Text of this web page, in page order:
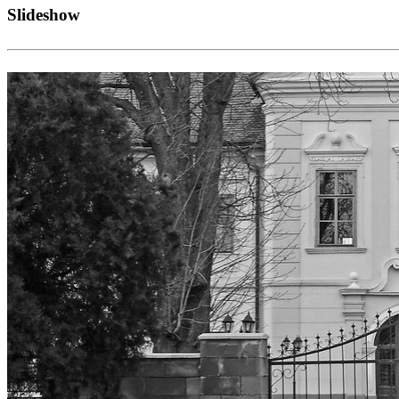
Zariadenie sociálnych služieb Maňa
Naša chalúpka v Hiadeli
Vrch
Bočné menu
Informácie
Občianske združenie
Verejné obstarávanie
Zverejňovanie zmlúv, faktúr
Ekonomicky oprávnené výdavky
Cenník služieb
Výročné správy
Kolektívna zmluva
Krízové plánovanie
Evidencia žiadostí o zabezpečenie poskytovania sociálnych
Oznamovanie protispoločenskej činnosti
Dokument postupu o vybavovaní sťažností a podnetov